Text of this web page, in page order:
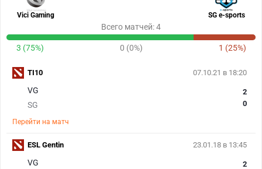
Vici Gaming SG e-sports
Всего матчей: 4
3 (75%) 0 (0%) 1 (25%)
07.10.21 в 18:20
VG
SG
2
0
Перейти на матч
TI10
23.01.18 в 13:45
VG
2
ESL Gentin